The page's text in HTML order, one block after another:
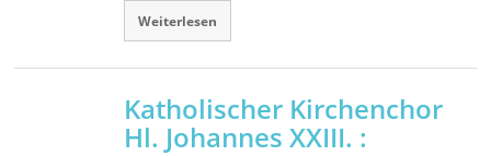
Weiterlesen
Katholischer Kirchenchor
Hl. Johannes XXIII. :